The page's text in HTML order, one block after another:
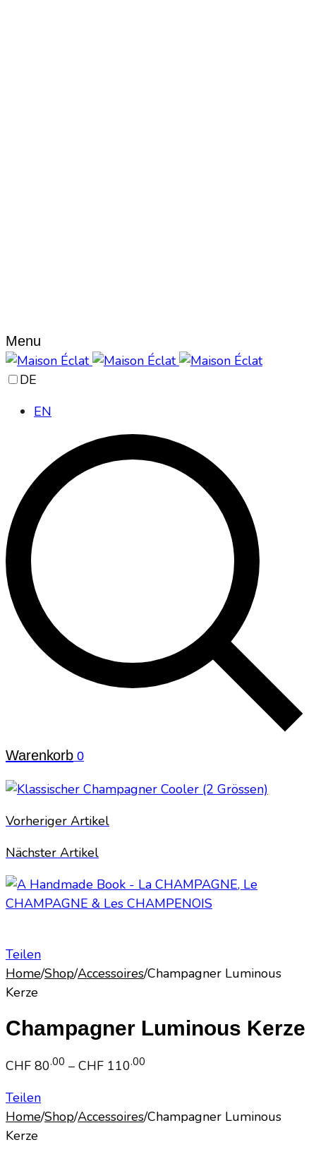
Menu
DE
EN
Warenkorb 0
Vorheriger Artikel
Nächster Artikel
Teilen
Home/Shop/Accessoires/Champagner Luminous
Kerze
Champagner Luminous Kerze
CHF 80.00 – CHF 110.00
through
Teilen
Home/Shop/Accessoires/Champagner Luminous
Kerze